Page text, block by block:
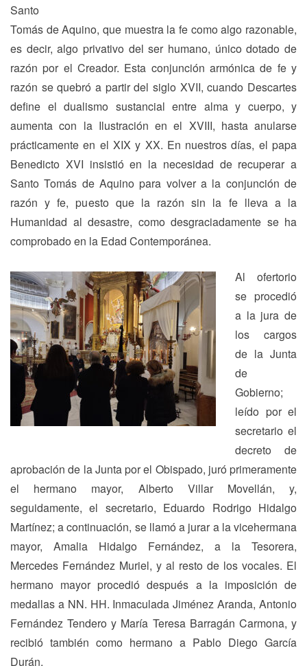
Santo
Tomás de Aquino, que muestra la fe como algo razonable,
es decir, algo privativo del ser humano, único dotado de
razón por el Creador. Esta conjunción armónica de fe y
razón se quebró a partir del siglo XVII, cuando Descartes
define el dualismo sustancial entre alma y cuerpo, y
aumenta con la Ilustración en el XVIII, hasta anularse
prácticamente en el XIX y XX. En nuestros días, el papa
Benedicto XVI insistió en la necesidad de recuperar a
Santo Tomás de Aquino para volver a la conjunción de
razón y fe, puesto que la razón sin la fe lleva a la
Humanidad al desastre, como desgraciadamente se ha
comprobado en la Edad Contemporánea.
Al ofertorio
se procedió
a la jura de
los cargos
de la Junta
de
Gobierno;
leído por el
secretario el
decreto de
aprobación de la Junta por el Obispado, juró primeramente
el hermano mayor, Alberto Villar Movellán, y,
seguidamente, el secretario, Eduardo Rodrigo Hidalgo
Martínez; a continuación, se llamó a jurar a la vicehermana
mayor, Amalia Hidalgo Fernández, a la Tesorera,
Mercedes Fernández Muriel, y al resto de los vocales. El
hermano mayor procedió después a la imposición de
medallas a NN. HH. Inmaculada Jiménez Aranda, Antonio
Fernández Tendero y María Teresa Barragán Carmona, y
recibió también como hermano a Pablo Diego García
Durán.